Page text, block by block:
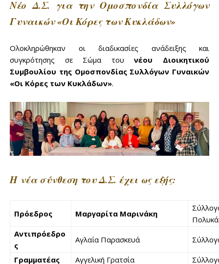
Don't miss
out!
Sing up for our newsletter
to stay in the loop.
SUBSCRIBE
Νέο Δ.Σ. για την Ομοσπονδία Συλλόγων
Γυναικών «Οι Κόρες των Κυκλάδων»
Ολοκληρώθηκαν οι διαδικασίες ανάδειξης και
συγκρότησης σε Σώμα τουνέου Διοικητικού
Συμβουλίου της Ομοσπονδίας Συλλόγων Γυναικών
«Οι Κόρες των Κυκλάδων».
Η νέα σύνθεση του Δ.Σ. έχει ως εξής:
Πρόεδρος Μαργαρίτα Μαρινάκη
Αντιπρόεδρο
ς
Αγλαΐα Παρασκευά
Γραμματέας Αγγελική Γρατσία